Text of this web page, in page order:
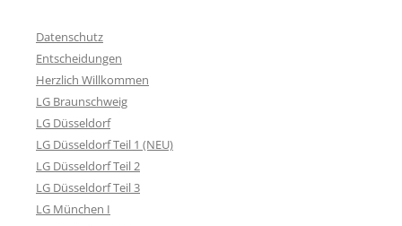
Datenschutz
Entscheidungen
Herzlich Willkommen
LG Braunschweig
LG Düsseldorf
LG Düsseldorf Teil 1 (NEU)
LG Düsseldorf Teil 2
LG Düsseldorf Teil 3
LG München I